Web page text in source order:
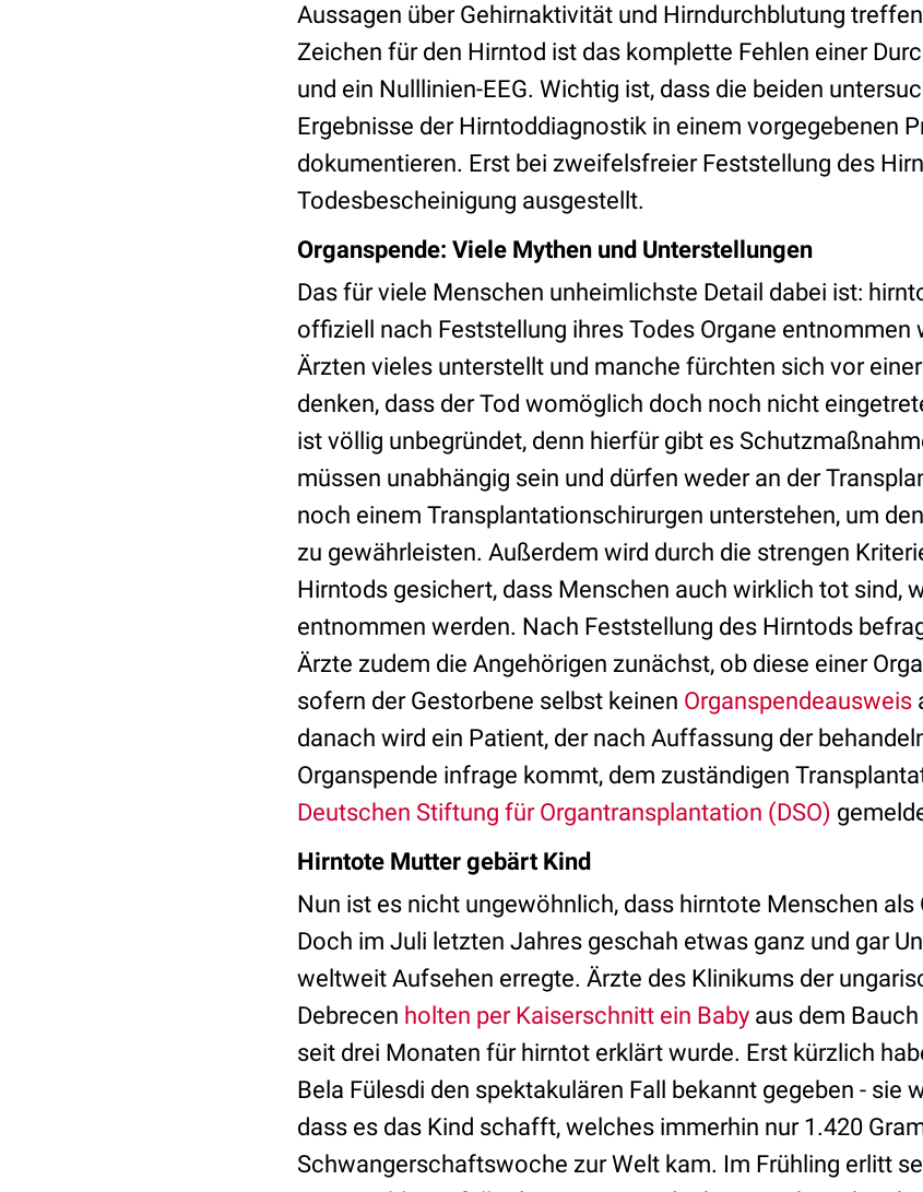
Aussagen über Gehirnaktivität und Hirndurchblutung
Zeichen für den Hirntod ist das komplette Fehlen einer
und ein Nulllinien-EEG. Wichtig ist, dass die beiden
Ergebnisse der Hirntoddiagnostik in einem vorgegebenen
dokumentieren. Erst bei zweifelsfreier Feststellung des
Todesbescheinigung ausgestellt.
Organspende: Viele Mythen und Unterstellungen
Das für viele Menschen unheimlichste Detail dabei ist:
offiziell nach Feststellung ihres Todes Organe entnommen
Ärzten vieles unterstellt und manche fürchten sich vor
denken, dass der Tod womöglich doch noch nicht
ist völlig unbegründet, denn hierfür gibt es
müssen unabhängig sein und dürfen weder an der
noch einem Transplantationschirurgen unterstehen, um
zu gewährleisten. Außerdem wird durch die strengen
Hirntods gesichert, dass Menschen auch wirklich tot sind,
entnommen werden. Nach Feststellung des Hirntods
Ärzte zudem die Angehörigen zunächst, ob diese einer
sofern der Gestorbene selbst keinen Organspendeausweis
danach wird ein Patient, der nach Auffassung der
Organspende infrage kommt, dem zuständigen
Deutschen Stiftung für Organtransplantation (DSO)
Hirntote Mutter gebärt Kind
Nun ist es nicht ungewöhnlich, dass hirntote Menschen als
Doch im Juli letzten Jahres geschah etwas ganz und gar
weltweit Aufsehen erregte. Ärzte des Klinikums der
Debrecen holten per Kaiserschnitt ein Baby aus dem
seit drei Monaten für hirntot erklärt wurde. Erst kürzlich
Bela Fülesdi den spektakulären Fall bekannt gegeben - sie
dass es das Kind schafft, welches immerhin nur 1.420
Schwangerschaftswoche zur Welt kam. Im Frühling erlitt